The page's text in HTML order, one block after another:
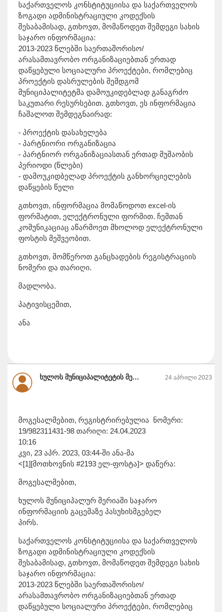
საქართველოს კონსტიტუციისა და საქართველოს
ზოგადი ადმინისტრაციული კოდექსის
შესაბამისად, გთხოვთ, მომაწოდეთ შემდეგი სახის
საჯარო ინფორმაცია:
2013-2023 წლებში საერთაშორისო/
არასამთავრობო ორგანიზაციებთან ერთად
დაწყებული სოციალური პროექტები, რომლებიც
პროექტის დასრულების შემდგომ
მუნიციპალიტეტმა დამოუკიდებლად განაგრძო
საკუთარი რესურსებით. გთხოვთ, ეს ინფორმაცია
ჩაშალოთ შემდეგნაირად:
- პროექტის დასახელება
- პარტნიორი ორგანიზაცია
- პარტნიორ ორგანიზაციასთან ერთად მუშაობის
პერიოდი (წლები)
- დამოუკიდბელად პროექტის განხორციელების
დაწყების წელი
გთხოვთ, ინფორმაცია მომაწოდოთ excel-ის
ფორმატით, ელექტრონული ფორმით. ჩემთან
კომუნიკაციაც აწარმოეთ მხოლოდ ელექტრონული
ფოსტის მეშვეობით.
გთხოვთ, მომწეროთ განცხადების რეგისტრაციის
ნომერი და თარიღი.
მადლობა.
პატივისცემით,
ანა
ხულოს მუნიციპალიტეტის მერია 24 აპრილი 2023
მოგესალმებით, რეგისტრირებულია ნომერი:
19/982311431-98 თარიღი: 24.04.2023
10:16
კვი, 23 აპრ. 2023, 03:44-ში ანა-მა
<[1][მოთხოვნის #2193 ელ-ფოსტა]> დაწერა:
მოგესალმებით,
ხულოს მუნიციპალურ მერიაში საჯარო
ინფორმაციის გაცემაზე პასუხისმგებელ
პირს.
საქართველოს კონსტიტუციისა და საქართველოს
ზოგადი ადმინისტრაციული კოდექსის
შესაბამისად, გთხოვთ, მომაწოდეთ შემდეგი სახის
საჯარო ინფორმაცია:
2013-2023 წლებში საერთაშორისო/
არასამთავრობო ორგანიზაციებთან ერთად
დაწყებული სოციალური პროექტები, რომლებიც